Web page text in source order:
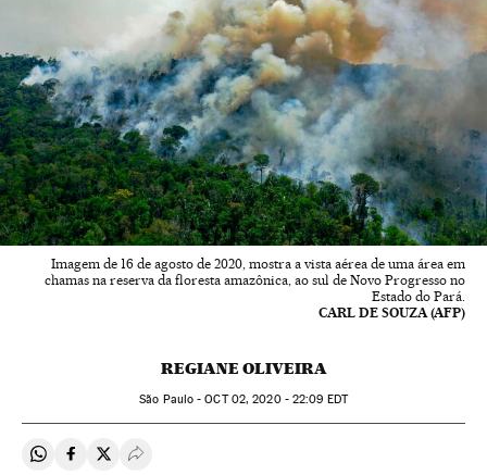
Imagem de 16 de agosto de 2020, mostra a vista aérea de uma área em
chamas na reserva da floresta amazônica, ao sul de Novo Progresso no
Estado do Pará.
CARL DE SOUZA (AFP)
REGIANE OLIVEIRA
São Paulo -OCT02, 2020 - 22:09 EDT
Compartir en Whatsapp
Compartir en Facebook
Compartir en Twitter
Desplegar Redes Sociales